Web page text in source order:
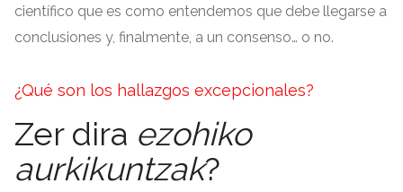
científico que es como entendemos que debe llegarse a
conclusiones y, finalmente, a un consenso… o no.
¿Qué son los hallazgos excepcionales?
Zer dira ezohiko
aurkikuntzak?